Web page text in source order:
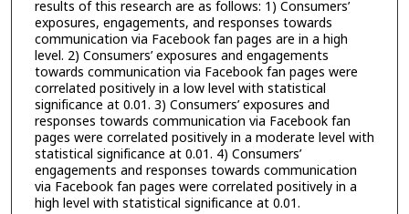
results of this research are as follows: 1) Consumers’
exposures, engagements, and responses towards
communication via Facebook fan pages are in a high
level. 2) Consumers’ exposures and engagements
towards communication via Facebook fan pages were
correlated positively in a low level with statistical
significance at 0.01. 3) Consumers’ exposures and
responses towards communication via Facebook fan
pages were correlated positively in a moderate level with
statistical significance at 0.01. 4) Consumers’
engagements and responses towards communication
via Facebook fan pages were correlated positively in a
high level with statistical significance at 0.01.